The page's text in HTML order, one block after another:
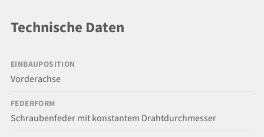
Technische Daten
EINBAUPOSITION
Vorderachse
FEDERFORM
Schraubenfeder mit konstantem Drahtdurchmesser